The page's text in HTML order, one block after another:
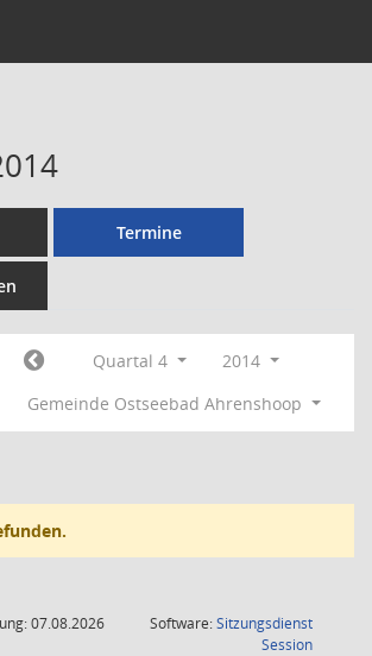
Termine
Quartal 4
2014
Gemeinde Ostseebad Ahrenshoop
07.08.2026
Software:Sitzungsdienst
Session(Wird in